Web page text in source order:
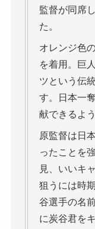
監督が同席
た。
オレンジ色
を着用。巨
ツという伝
す。日本一
献できるよ
原監督は日
ったことを
見、いいキ
狙うには時
谷選手の名
に炭谷君を